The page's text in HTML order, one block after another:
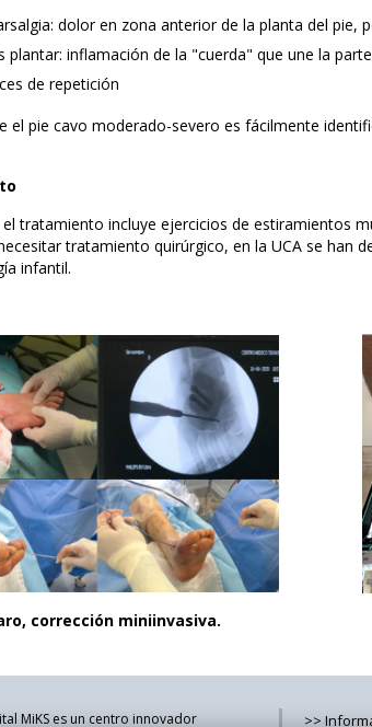
dolor en zona anterior de la planta del pie,
plantar: inflamación de la "cuerda" que une la
de repetición
el pie cavo moderado-severo es fácilmente
tratamiento incluye ejercicios de estiramientos
tratamiento quirúrgico, en la UCA se han
infantil.
varo, corrección miniinvasiva.
MiKS es un centro innovador >>